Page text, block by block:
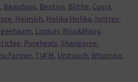
, Beaudiani, Benton, Blithe, Cosrx,
, Heimish, Holika Holika, Isntree,
, Lindsay, Miss&Missy,
, Pureheals, Shangpree,
Farmer, TIA’M, Unitouch, Whamisa,